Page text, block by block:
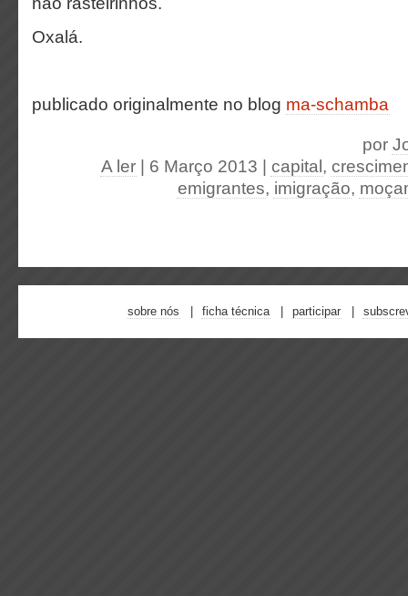
Oxalá.
publicado originalmente no blog ma-schamba
por
A ler | 6 Março 2013 capital ,
emigrantes, imigração,
sobre nós ficha técnica participar